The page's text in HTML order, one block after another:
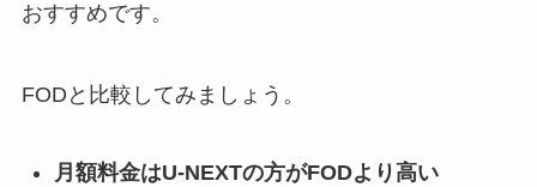
おすすめです。
FODと比較してみましょう。
月額料金はU-NEXTの方がFODより高い